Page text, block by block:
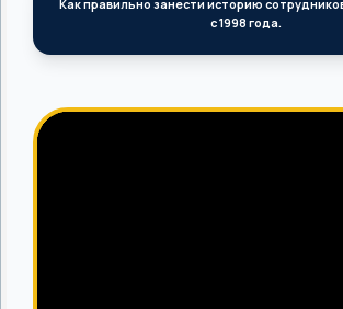
Как правильно занести историю
с 1998 года.